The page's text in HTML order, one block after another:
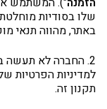
שלו בסודיות
באתר, מהווה תנאי
2. החברה לא
למדיניות הפרטיות
תקנון זה.